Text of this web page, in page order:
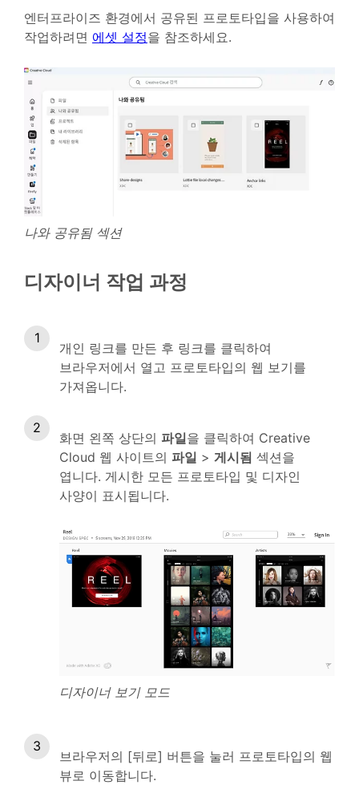
엔터프라이즈 환경에서 공유된 프로토타입을 사용하여
작업하려면 에셋 설정을 참조하세요.
나와 공유됨 섹션
디자이너 작업 과정
개인 링크를 만든 후 링크를 클릭하여
브라우저에서 열고 프로토타입의 웹 보기를
가져옵니다.
화면 왼쪽 상단의 파일을 클릭하여 Creative
Cloud 웹 사이트의 파일 > 게시됨 섹션을
엽니다. 게시한 모든 프로토타입 및 디자인
사양이 표시됩니다.
디자이너 보기 모드
브라우저의 [뒤로] 버튼을 눌러 프로토타입의 웹
뷰로 이동합니다.